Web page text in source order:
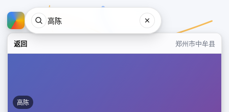
返回 郑州市中牟县
高陈